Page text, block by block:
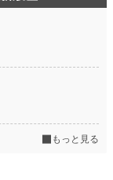
もっと見る